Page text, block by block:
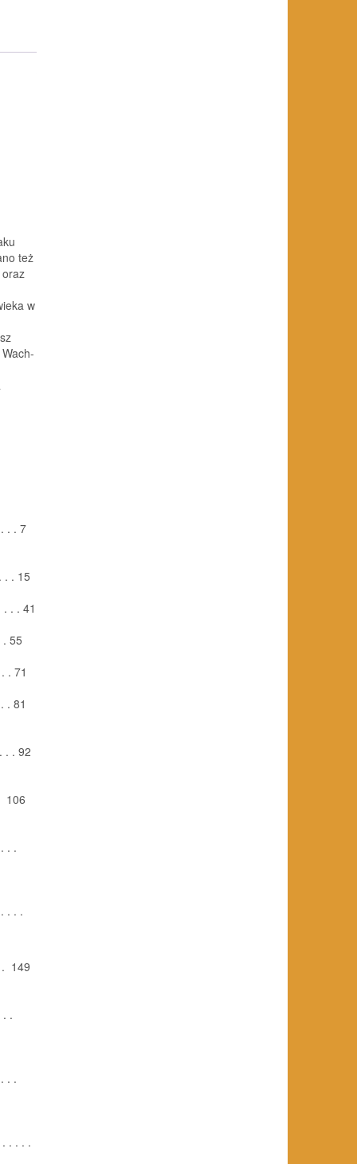
też
oraz
w
. . 7
. . 15
. . 41
55
. 71
. 81
. . 92
106
. .
. . .
. 149
.
. .
. . . .